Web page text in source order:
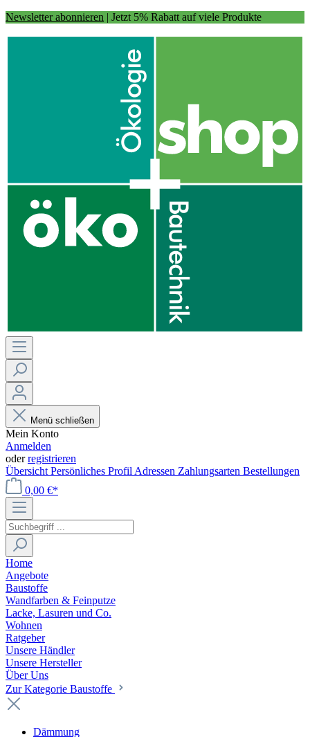
Newsletter abonnieren | Jetzt 5% Rabatt auf viele Produkte
Menü schließen
Mein Konto
Anmelden
oderregistrieren
Übersicht Persönliches Profil Adressen Zahlungsarten Bestellungen
0,00 €*
Home
Angebote
Baustoffe
Wandfarben & Feinputze
Lacke, Lasuren und Co.
Wohnen
Ratgeber
Unsere Händler
Unsere Hersteller
Über Uns
Zur Kategorie Baustoffe
Dämmung